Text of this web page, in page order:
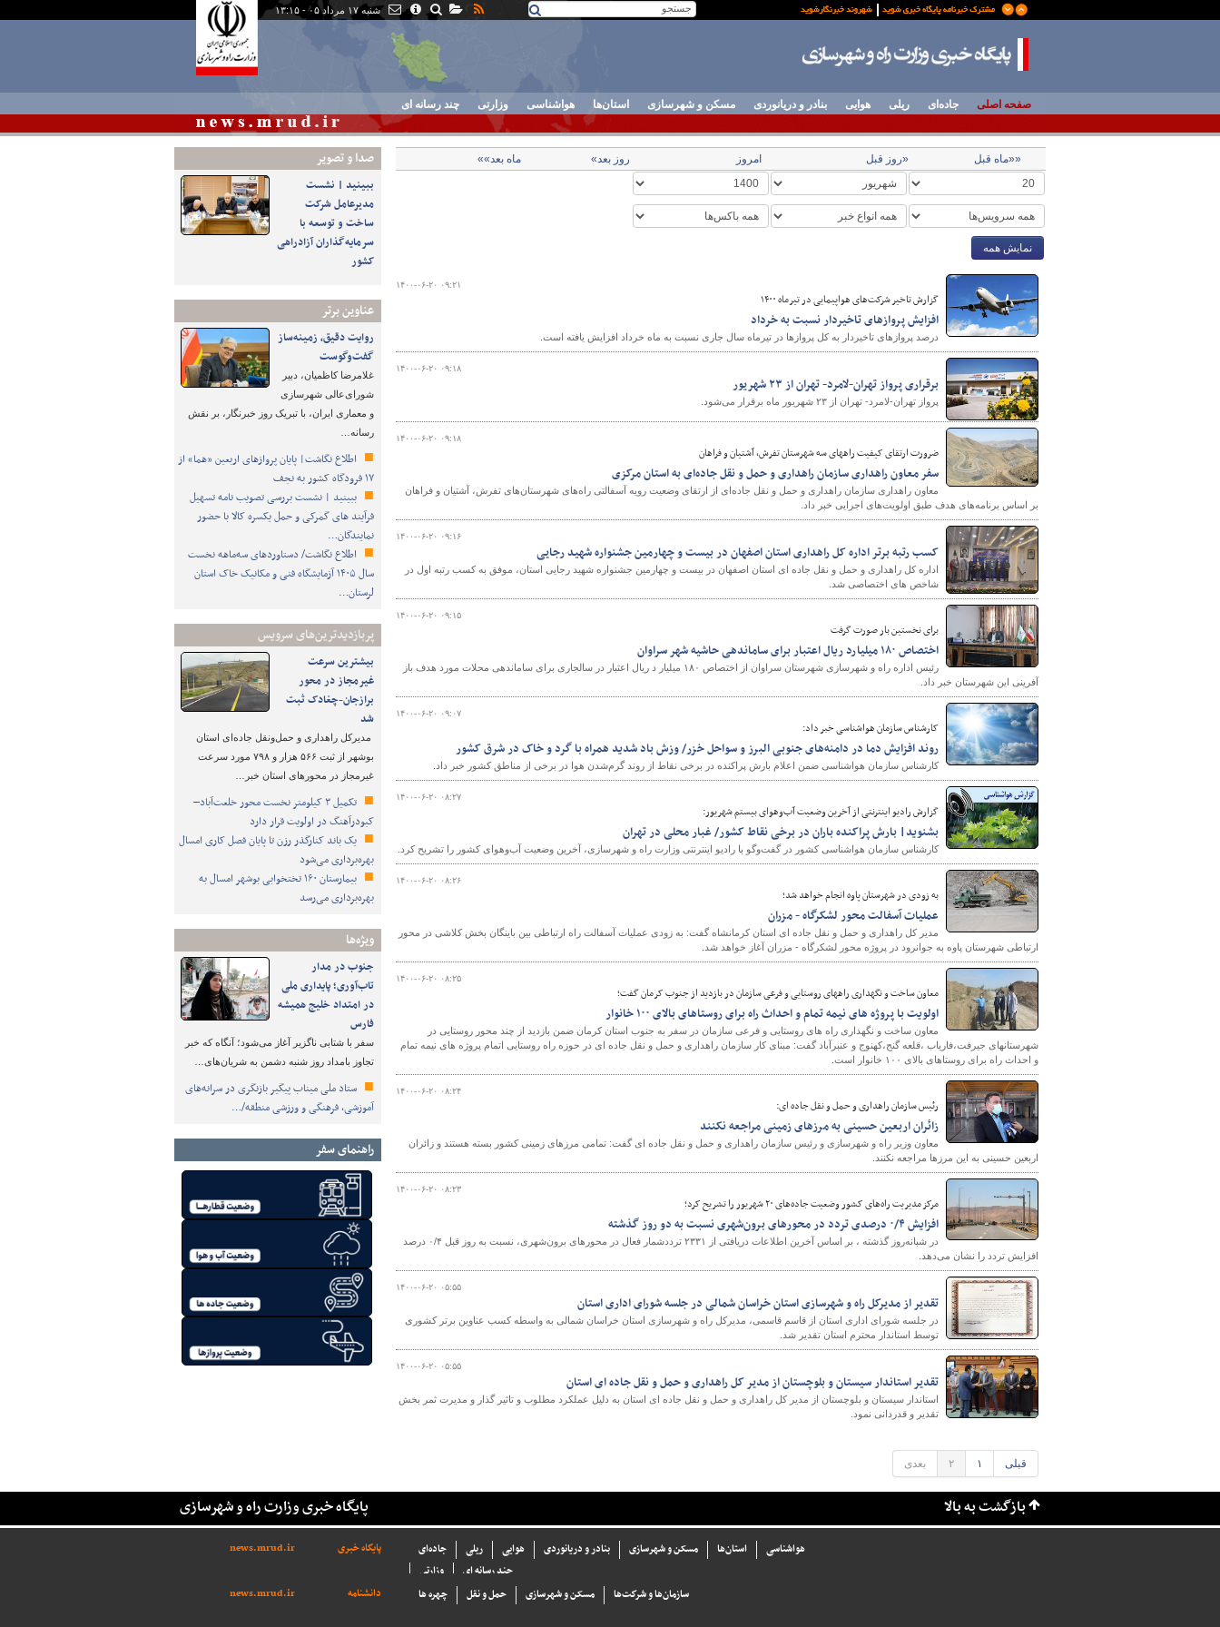
شنبه ۱۷ مرداد ۰۵ - ۱۳:۱۵
پایگاه خبری وزارت راه و
شهرسازی
صفحه اصلی جاده‌ای ریلی هوایی بنادر و دریانوردی مسکن و شهرسازی استان‌ها هواشناسی وزارتی چند رسانه ای
صدا و تصوير
ببینید | نشست
مدیرعامل شرکت
ساخت و توسعه با
سرمایه‌گذاران آزادراهی
کشور
عناوین برتر
روایت دقیق، زمینه‌ساز
گفت‌وگوست
غلامرضا کاظمیان، دبیر
شورای‌عالی شهرسازی
و معماری ایران، با تبریک روز خبرنگار، بر نقش
رسانه…
اطلاع نگاشت| پایان پروازهای اربعین «هما» از
۱۷ فرودگاه کشور به نجف
ببینید | نشست بررسی تصویب نامه تسهیل
فرآیند های گمرکی و حمل یکسره کالا با حضور
نمایندگان…
اطلاع نگاشت/ دستاوردهای سه‌ماهه نخست
سال ۱۴۰۵ آزمایشگاه فنی و مکانیک خاک استان
لرستان…
پربازدیدترین‌های سرویس
بیشترین سرعت
غیرمجاز در محور
برازجان-چغادک ثبت
شد
مدیرکل راهداری و حمل‌ونقل جاده‌ای استان
بوشهر از ثبت ۵۶۶ هزار و ۷۹۸ مورد سرعت
غیرمجاز در محورهای استان خبر…
تکمیل ۳ کیلومتر نخست محور خلعت‌آباد–
کبودرآهنگ در اولویت قرار دارد
یک باند کنارگذر رزن تا پایان فصل کاری امسال
بهره‌برداری می‌شود
بیمارستان ۱۶۰ تختخوابی بوشهر امسال به
بهره‌برداری می‌رسد
ویژه‌ها
جنوب در مدار
تاب‌آوری؛ پایداری ملی
در امتداد خلیج همیشه
فارس
سفر با شتابی ناگزیر آغاز می‌شود؛ آنگاه که خبر
تجاوز بامداد روز شنبه دشمن به شریان‌های…
ستاد ملی میناب پیگیر بازنگری در سرانه‌های
آموزشی، فرهنگی و ورزشی منطقه/…
راهنمای سفر
««ماه قبل «روز قبل امروز روز بعد» ماه بعد»»
نمایش همه
۱۴۰۰-۰۶-۲۰ ۰۹:۲۱
گزارش تاخیر شرکت‌های هواپیمایی در تیرماه ۱۴۰۰
افزایش پروازهای تاخیردار نسبت به خرداد
درصد پروازهای تاخیردار به کل پروازها در تیرماه سال جاری نسبت به ماه خرداد افزایش یافته است.
۱۴۰۰-۰۶-۲۰ ۰۹:۱۸
برقراری پرواز تهران-لامرد- تهران از ۲۳ شهريور
پرواز تهران-لامرد- تهران از ۲۳ شهريور ماه برقرار می‌شود.
۱۴۰۰-۰۶-۲۰ ۰۹:۱۸
ضرورت ارتقای کیفیت راههای سه شهرستان تفرش، آشتیان و فراهان
سفر معاون راهداری سازمان راهداری و حمل و نقل جاده‌ای به استان مرکزی
معاون راهداری سازمان راهداری و حمل و نقل جاده‌ای از ارتقای وضعیت رویه آسفالتی راه‌های شهرستان‌های تفرش، آشتیان و فراهان
بر اساس برنامه‌های هدف طبق اولویت‌های اجرایی خبر داد.
۱۴۰۰-۰۶-۲۰ ۰۹:۱۶
کسب رتبه برتر اداره کل راهداری استان اصفهان در بیست و چهارمین جشنواره شهید رجایی
اداره کل راهداری و حمل و نقل جاده ای استان اصفهان در بیست و چهارمین جشنواره شهید رجایی استان، موفق به کسب رتبه اول در
شاخص های اختصاصی شد.
۱۴۰۰-۰۶-۲۰ ۰۹:۱۵
برای نخستین بار صورت گرفت
اختصاص ۱۸۰ میلیارد ریال اعتبار برای ساماندهی حاشیه شهر سراوان
رئیس اداره راه و شهرسازی شهرستان سراوان از اختصاص ۱۸۰ میلیار د ریال اعتبار در سالجاری برای ساماندهی محلات مورد هدف باز
آفرینی این شهرستان خبر داد.
۱۴۰۰-۰۶-۲۰ ۰۹:۰۷
کارشناس سازمان هواشناسی خبر داد:
روند افزایش دما در دامنه‌های جنوبی البرز و سواحل خزر/ وزش باد شدید همراه با گرد و خاک در شرق کشور
کارشناس سازمان هواشناسی ضمن اعلام بارش پراکنده در برخی نقاط از روند گرم‌شدن هوا در برخی از مناطق کشور خبر داد.
۱۴۰۰-۰۶-۲۰ ۰۸:۲۷
گزارش رادیو اینترنتی از آخرین وضعیت آب‌‌و‌‌‌هوای بیستم شهریور:
بشنوید| بارش پراکنده باران در برخی نقاط کشور/ غبار محلی در تهران
کارشناس سازمان هواشناسی کشور در گفت‌وگو با رادیو اینترنتی وزارت راه و شهرسازی، آخرین وضعیت آب‌و‌هوای کشور را تشریح کرد.
۱۴۰۰-۰۶-۲۰ ۰۸:۲۶
به زودی در شهرستان پاوه انجام خواهد شد؛
عملیات آسفالت محور لشکرگاه - مزران
مدیر کل راهداری و حمل و نقل جاده ای استان کرمانشاه گفت: به زودی عملیات آسفالت راه ارتباطی بین باینگان بخش کلاشی در محور
ارتباطی شهرستان پاوه به جوانرود در پروژه محور لشکرگاه - مزران آغاز خواهد شد.
۱۴۰۰-۰۶-۲۰ ۰۸:۲۵
معاون ساخت و نگهداری راههای روستایی و فرعی سازمان در بازدید از جنوب کرمان گفت؛
اولویت با پروژه های نیمه تمام و احداث راه برای روستاهای بالای ۱۰۰ خانوار
معاون ساخت و نگهداری راه های روستایی و فرعی سازمان در سفر به جنوب استان کرمان ضمن بازدید از چند محور روستایی در
شهرستانهای جیرفت،فاریاب ،قلعه گنج،کهنوج و عنبرآباد گفت: مبنای کار سازمان راهداری و حمل و نقل جاده ای در حوزه راه روستایی اتمام پروژه های نیمه تمام
و احداث راه برای روستاهای بالای ۱۰۰ خانوار است.
۱۴۰۰-۰۶-۲۰ ۰۸:۲۴
رئیس سازمان راهداری و حمل و نقل جاده ای:
زائران اربعین حسینی به مرزهای زمینی مراجعه نکنند
معاون وزیر راه و شهرسازی و رئیس سازمان راهداری و حمل و نقل جاده ای گفت: تمامی مرزهای زمینی کشور بسته هستند و زائران
اربعین حسینی به این مرزها مراجعه نکنند.
۱۴۰۰-۰۶-۲۰ ۰۸:۲۳
مرکز مدیریت راه‌های کشور وضعیت جاده‌های ۲۰ شهریور را تشریح کرد؛
افزایش ۰/۴ درصدی تردد در محورهای برون‌شهری نسبت به دو روز گذشته
در شبانه‌روز گذشته ، بر اساس آخرين اطلاعات دريافتی از ۲۳۳۱ ترددشمار فعال در محورهای برون‌شهری، نسبت به روز قبل ۰/۴ درصد
افزایش تردد را نشان می‌دهد.
۱۴۰۰-۰۶-۲۰ ۰۵:۵۵
تقدیر از مدیرکل راه و شهرسازی استان خراسان شمالی در جلسه شورای اداری استان
در جلسه شورای اداری استان از قاسم قاسمی، مدیرکل راه و شهرسازی استان خراسان شمالی به واسطه کسب عناوین برتر کشوری
توسط استاندار محترم استان تقدیر شد.
۱۴۰۰-۰۶-۲۰ ۰۵:۵۵
تقدیر استاندار سیستان و بلوچستان از مدیر کل راهداری و حمل و نقل جاده ای استان
استاندار سیستان و بلوچستان از مدیر کل راهداری و حمل و نقل جاده ای استان به دلیل عملکرد مطلوب و تاثیر گذار و مدیرت ثمر بخش
تقدیر و قدردانی نمود.
قبلی ۱ ۲ بعدی
پایگاه خبری وزارت راه و شهرسازی بازگشت به بالا
پایگاه خبری news.mrud.ir جاده‌ای ریلی هوایی بنادر و دریانوردی مسکن و شهرسازی استان‌ها
هواشناسی
وزارتی
چند رسانه ای
دانشنامه
news.mrud.ir چهره ها حمل و نقل مسکن و شهرسازی سازما‌ن‌ها و شركت‌ها